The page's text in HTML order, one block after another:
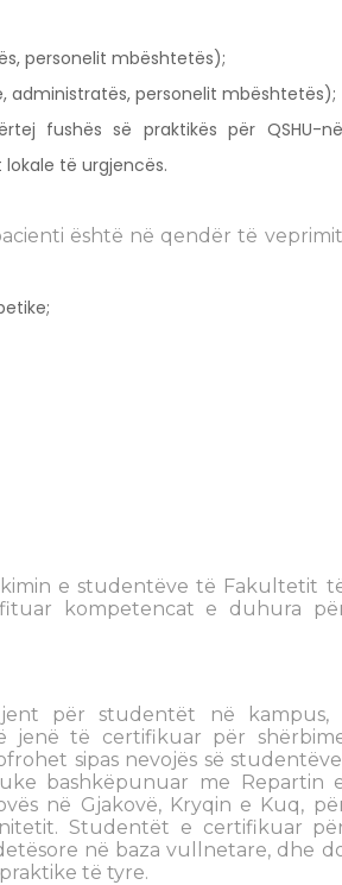
personelit mbështetës);
administratës, personelit mbështetës);
fushës së praktikës për QSHU-
të urgjencës.
është në qendër të
e studentëve të Fakultetit
kompetencat e duhura
për studentët në kampus,
jenë të certifikuar për
sipas nevojës së
bashkëpunuar me Repartin
në Gjakovë, Kryqin e Kuq,
Studentët e certifikuar
në baza vullnetare, dhe
të tyre.